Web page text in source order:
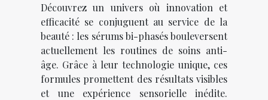
Découvrez un univers où innovation et
efficacité se conjuguent au service de la
beauté : les sérums bi-phasés bouleversent
actuellement les routines de soins anti-
âge. Grâce à leur technologie unique, ces
formules promettent des résultats visibles
et une expérience sensorielle inédite.